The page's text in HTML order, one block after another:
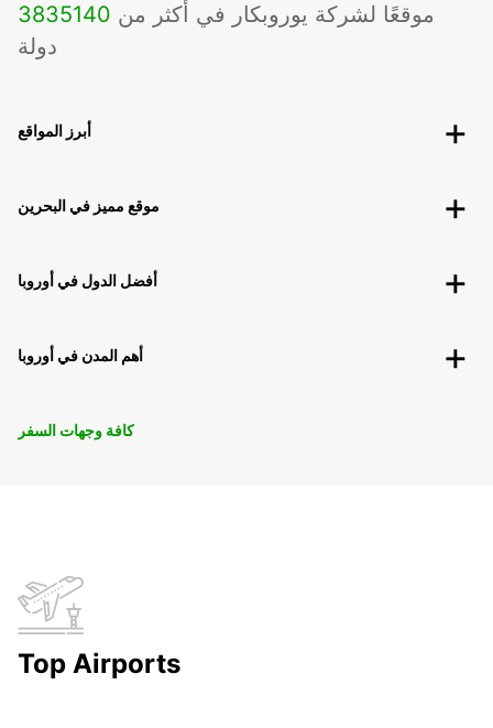
3835 موقعًا لشركة يوروبكار في أكثر من 140
دولة
أبرز المواقع
موقع مميز في البحرين
أفضل الدول في أوروبا
أهم المدن في أوروبا
كافة وجهات السفر
Top Airports